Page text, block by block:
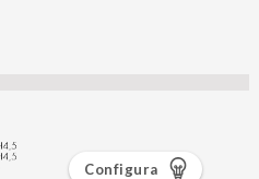
Configura